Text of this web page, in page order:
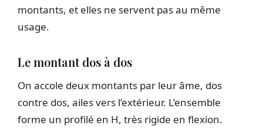
montants, et elles ne servent pas au même
usage.
Le montant dos à dos
On accole deux montants par leur âme, dos
contre dos, ailes vers l’extérieur. L’ensemble
forme un profilé en H, très rigide en flexion.